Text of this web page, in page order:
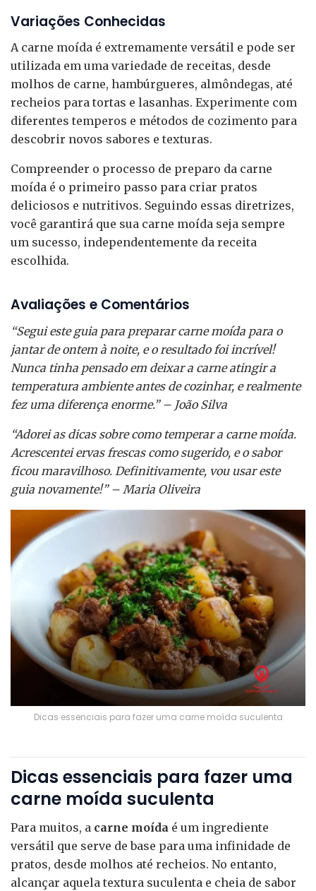
Variações Conhecidas
A carne moída é extremamente versátil e pode ser
utilizada em uma variedade de receitas, desde
molhos de carne, hambúrgueres, almôndegas, até
recheios para tortas e lasanhas. Experimente com
diferentes temperos e métodos de cozimento para
descobrir novos sabores e texturas.
Compreender o processo de preparo da carne
moída é o primeiro passo para criar pratos
deliciosos e nutritivos. Seguindo essas diretrizes,
você garantirá que sua carne moída seja sempre
um sucesso, independentemente da receita
escolhida.
Avaliações e Comentários
“Segui este guia para preparar carne moída para o
jantar de ontem à noite, e o resultado foi incrível!
Nunca tinha pensado em deixar a carne atingir a
temperatura ambiente antes de cozinhar, e realmente
fez uma diferença enorme.” – João Silva
“Adorei as dicas sobre como temperar a carne moída.
Acrescentei ervas frescas como sugerido, e o sabor
ficou maravilhoso. Definitivamente, vou usar este
guia novamente!” – Maria Oliveira
Dicas essenciais para fazer uma carne moída suculenta
Dicas essenciais para fazer uma
carne moída suculenta
Para muitos, a carne moída é um ingrediente
versátil que serve de base para uma infinidade de
pratos, desde molhos até recheios. No entanto,
alcançar aquela textura suculenta e cheia de sabor